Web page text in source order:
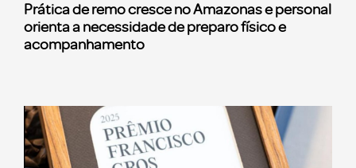
Prática de remo cresce no Amazonas e personal
orienta a necessidade de preparo físico e
acompanhamento